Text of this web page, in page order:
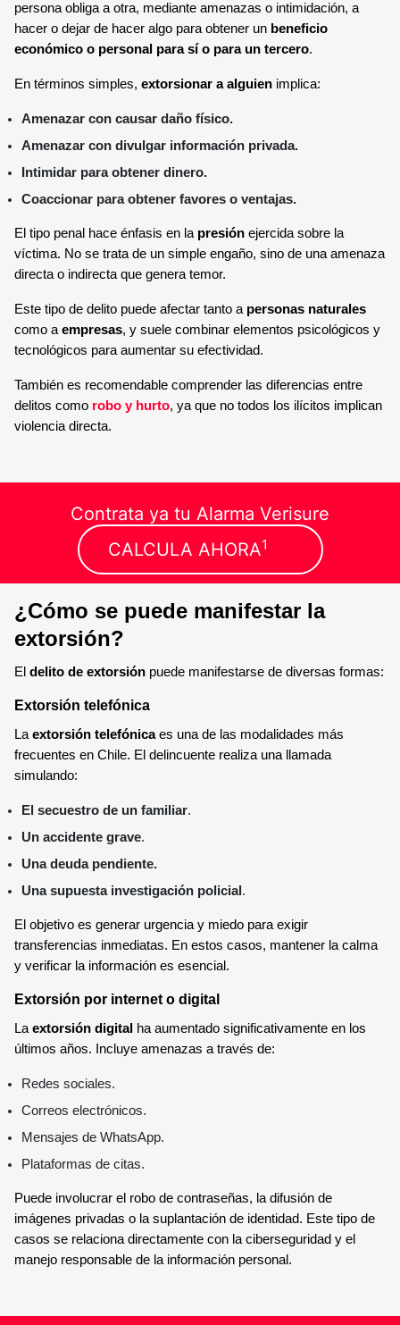
persona obliga a otra, mediante amenazas o intimidación, a
hacer o dejar de hacer algo para obtener un beneficio
económico o personal para sí o para un tercero.
En términos simples, extorsionar a alguien implica:
Amenazar con causar daño físico.
Amenazar con divulgar información privada.
Intimidar para obtener dinero.
Coaccionar para obtener favores o ventajas.
El tipo penal hace énfasis en la presión ejercida sobre la
víctima. No se trata de un simple engaño, sino de una amenaza
directa o indirecta que genera temor.
Este tipo de delito puede afectar tanto a personas naturales
como aempresas, y suele combinar elementos psicológicos y
tecnológicos para aumentar su efectividad.
También es recomendable comprender las diferencias entre
delitos como robo y hurto, ya que no todos los ilícitos implican
violencia directa.
Contrata ya tu Alarma Verisure
CALCULA AHORA1
¿Cómo se puede manifestar la
extorsión?
El delito de extorsión puede manifestarse de diversas formas:
Extorsión telefónica
Laextorsión telefónicaes una de las modalidades más
frecuentes en Chile. El delincuente realiza una llamada
simulando:
El secuestro de un familiar.
Un accidente grave.
Una deuda pendiente.
Una supuesta investigación policial .
El objetivo es generar urgencia y miedo para exigir
transferencias inmediatas. En estos casos, mantener la calma
y verificar la información es esencial.
Extorsión por internet o digital
Laextorsión digital ha aumentado significativamente en los
últimos años. Incluye amenazas a través de:
Redes sociales.
Correos electrónicos.
Mensajes de WhatsApp.
Plataformas de citas.
Puede involucrar el robo de contraseñas, la difusión de
imágenes privadas o la suplantación de identidad. Este tipo de
casos se relaciona directamente con la ciberseguridad y el
manejo responsable de la información personal.